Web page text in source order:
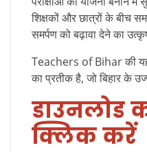
शिक्षकों और छात्रों के बीच
समर्पण को बढ़ावा देने का
Teachers of Bihar की यह
का प्रतीक है, जो बिहार के
डाउनलोड
क्लिककरें